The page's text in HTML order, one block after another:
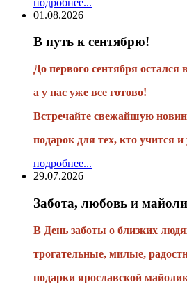
01.08.2026
В путь к сентябрю!
До первого сентября остался
а у нас уже все готово!
Встречайте свежайшую
подарок для тех, кто учится и
подробнее...
29.07.2026
Забота, любовь и
В День заботы о близких
трогательные, милые,
подарки ярославской